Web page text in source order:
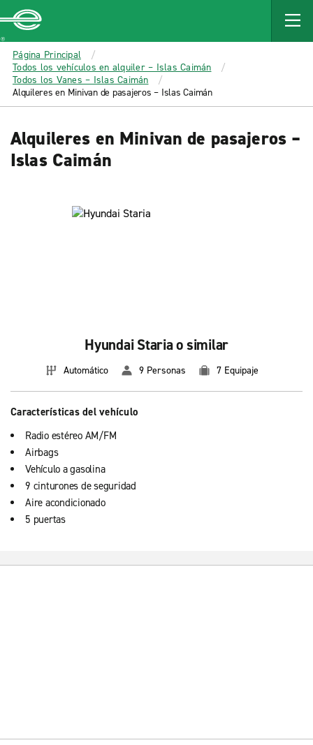
MAIN
CONTENT
Enterprise
Página Principal
Todos los vehículos en alquiler – Islas Caimán
Todos los Vanes – Islas Caimán
Alquileres en Minivan de pasajeros – Islas Caimán
Alquileres en Minivan de pasajeros –
Islas Caimán
Hyundai Staria o similar
Automático 9 Personas 7 Equipaje
Características del vehículo
Radio estéreo AM/FM
Airbags
Vehículo a gasolina
9 cinturones de seguridad
Aire acondicionado
5 puertas